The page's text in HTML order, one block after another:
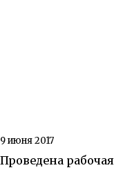
9 июня 2017
Проведена